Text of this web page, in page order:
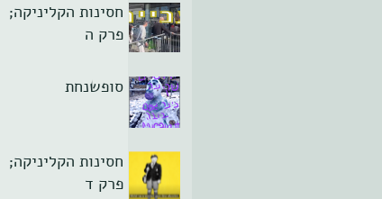
חסינות הקליניקה;
פרק ה
סופשנחת
חסינות הקליניקה;
פרק ד